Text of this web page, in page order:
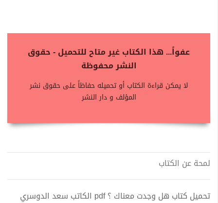
عفواً... هذا الكتاب غير متاح للتحميل - حقوق
النشر محفوظة
لا يمكن قراءة الكتاب أو تحميله حفاظاً على حقوق نشر
المؤلف و دار النشر
لمحة عن الكتاب
تحميل كتاب هل وجدت معناك ؟ pdf الكاتب سعد الدوسري